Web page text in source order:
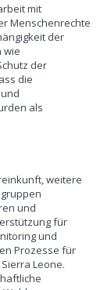
mit
Menschenrechte
der
wie
der
die
als
weitere
und
für
und
Prozesse für
Leone.